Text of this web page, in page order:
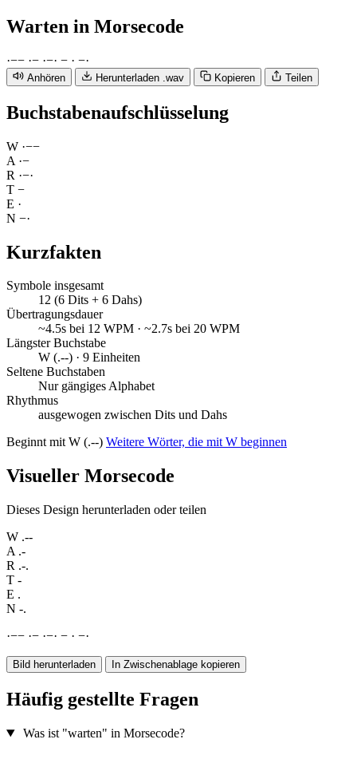
Warten in Morsecode
·−− ·− ·−· − · −·
Anhören Herunterladen .wav Kopieren Teilen
Buchstabenaufschlüsselung
W ·−−
A ·−
R ·−·
T −
E ·
N −·
Kurzfakten
Symbole insgesamt
12 (6 Dits + 6 Dahs)
Übertragungsdauer
~4.5s bei 12 WPM · ~2.7s bei 20 WPM
Längster Buchstabe
W (.--) · 9 Einheiten
Seltene Buchstaben
Nur gängiges Alphabet
Rhythmus
ausgewogen zwischen Dits und Dahs
Beginnt mit W (.--) Weitere Wörter, die mit W beginnen
Visueller Morsecode
Dieses Design herunterladen oder teilen
W .--
A .-
R .-.
T -
E .
N -.
·−− ·− ·−· − · −·
Bild herunterladen In Zwischenablage kopieren
Häufig gestellte Fragen
Was ist "warten" in Morsecode?